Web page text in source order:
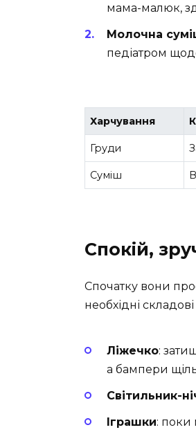
мама-малюк,
Молочна
педіатром
Харчування
Груди
Суміш
Спокій,
Спочатку вони
необхідні
Ліжечко:
а бампери
Світильник-
Іграшки: поки